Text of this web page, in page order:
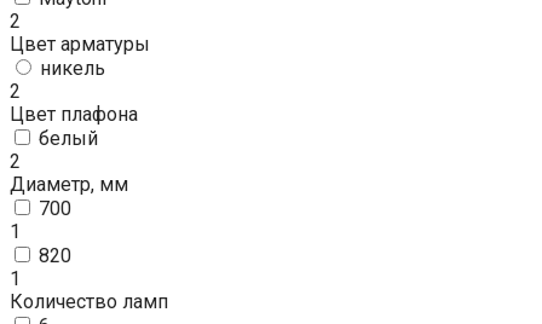
2
Цвет арматуры
никель
2
Цвет плафона
белый
2
Диаметр, мм
700
1
820
1
Количество ламп